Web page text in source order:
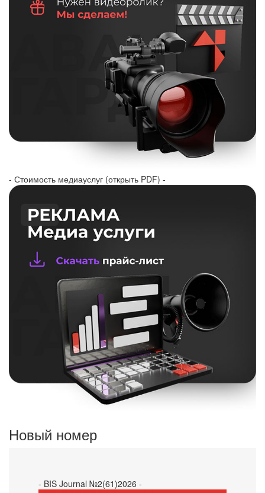
- Стоимость медиауслуг (открыть PDF) -
Новый номер
- BIS Journal №2(61)2026 -